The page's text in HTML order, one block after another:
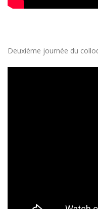
Deuxième journée du